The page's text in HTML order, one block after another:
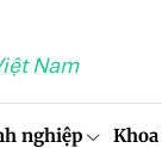
Nam
nghiệp